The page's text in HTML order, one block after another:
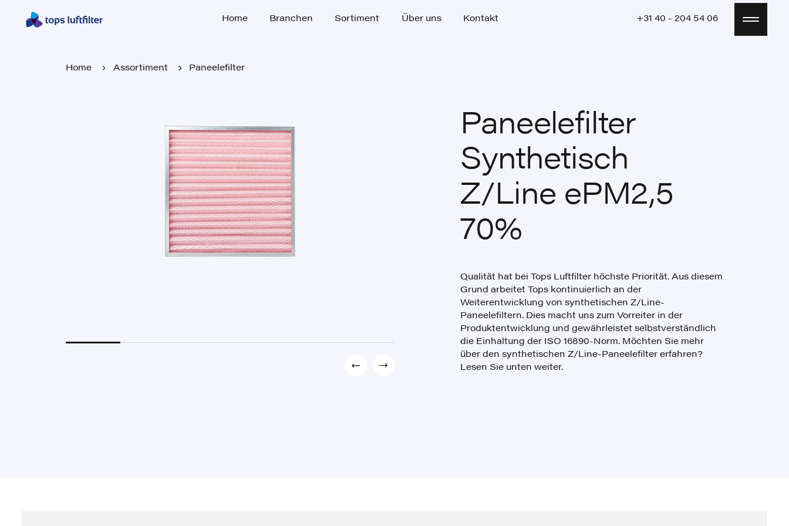
Home
Branchen
Sortiment
Über uns
Kontakt
+31 40 - 204 54 06
Home Assortiment Paneelefilter
Paneelefilter
Synthetisch
Z/Line ePM2,5
70%
Qualität hat bei Tops Luftfilter höchste Priorität. Aus diesem
Grund arbeitet Tops kontinuierlich an der
Weiterentwicklung von synthetischen Z/Line-
Paneelefiltern. Dies macht uns zum Vorreiter in der
Produktentwicklung und gewährleistet selbstverständlich
die Einhaltung der ISO 16890-Norm. Möchten Sie mehr
über den synthetischen Z/Line-Paneelefilter erfahren?
Lesen Sie unten weiter.